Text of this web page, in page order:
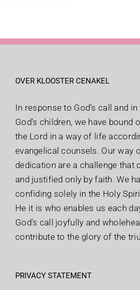
OVER KLOOSTER CENAKEL
In response to God’s call and
God’s children, we have
the Lord in a way of life
evangelical counsels. Our way
dedication are a challenge that
and justified only by faith. We
confiding solely in the Holy
He it is who enables us each
God’s call joyfully and
contribute to the glory of the
PRIVACY STATEMENT